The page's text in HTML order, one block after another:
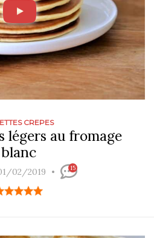
CREPES
légers au fromage
blanc
02/2019 15